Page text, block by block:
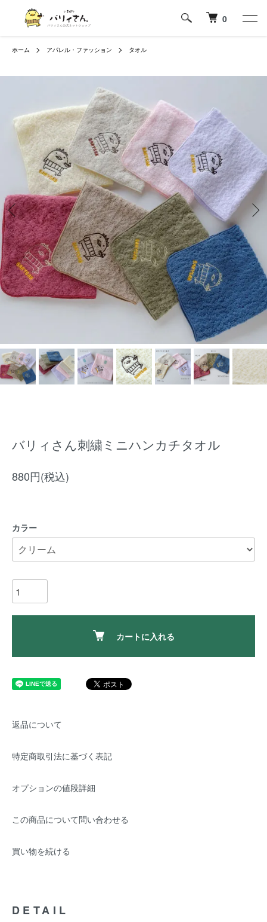
0
ホーム アパレル・ファッション タオル
バリィさん刺繍ミニハンカチタオル
880円(税込)
カラー
カートに入れる
返品について
特定商取引法に基づく表記
オプションの値段詳細
この商品について問い合わせる
買い物を続ける
DETAIL